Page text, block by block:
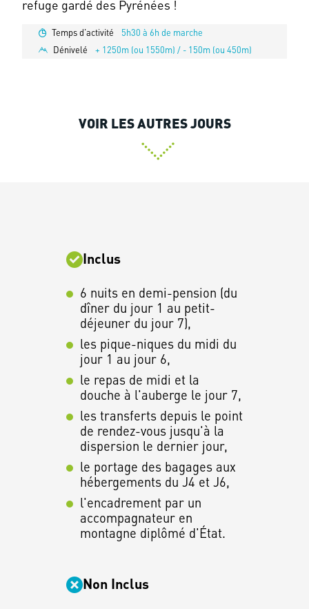
Temps d'activité
5h30 à 6h de marche
Dénivelé
+ 1250m (ou 1550m) / - 150m (ou 450m)
VOIR LES AUTRES JOURS
Inclus
6 nuits en demi-pension (du
dîner du jour 1 au petit-
déjeuner du jour 7),
les pique-niques du midi du
jour 1 au jour 6,
le repas de midi et la
douche à l'auberge le jour 7,
les transferts depuis le point
de rendez-vous jusqu'à la
dispersion le dernier jour,
le portage des bagages aux
hébergements du J4 et J6,
l'encadrement par un
accompagnateur en
montagne diplômé d'État.
Non Inclus